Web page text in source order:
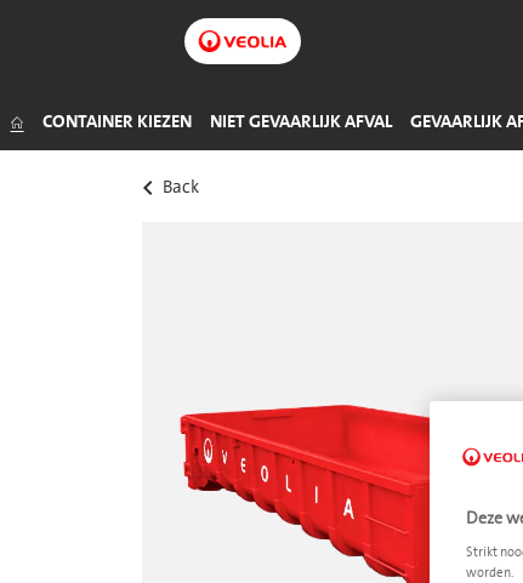
CONTAINER KIEZEN NIET GEVAARLIJK AFVAL
Groenafval
GEVAARLIJK
Klein gevaarlijk afval (KGA)
Remvloeistof
keyboard_arrow_left Back
Deze
Strikt
worden.